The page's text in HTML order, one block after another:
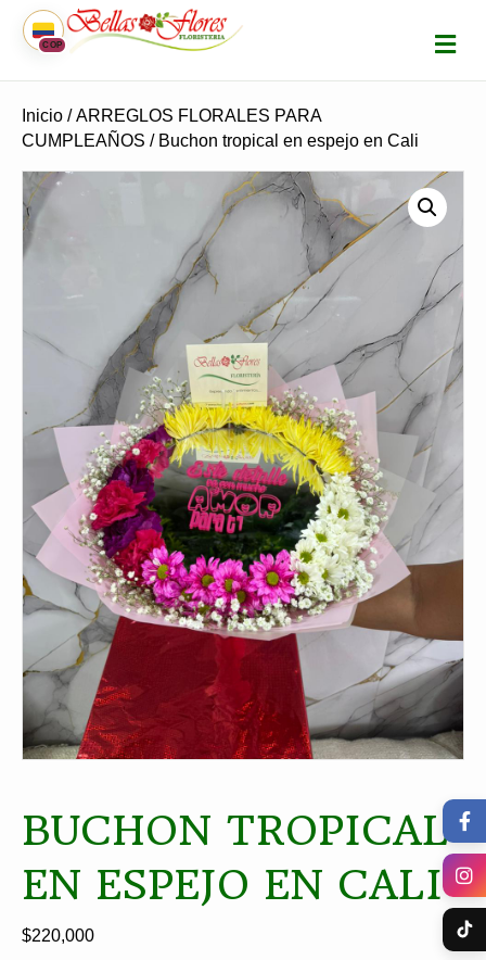
COP M
E
N
Inicio /ARREGLOS FLORALES PARA
CUMPLEAÑOS / Buchon tropical en espejo en Cali
BUCHON TROPICAL
EN ESPEJO EN CALI
$220,000